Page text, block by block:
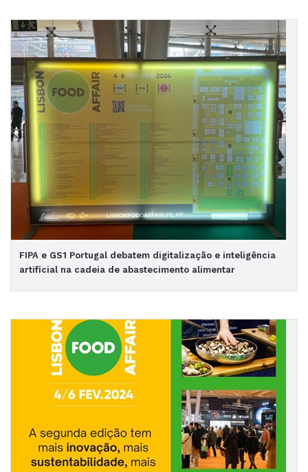
FIPA e GS1 Portugal debatem digitalização e inteligência
artificial na cadeia de abastecimento alimentar